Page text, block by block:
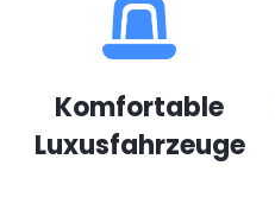
Komfortable
Luxusfahrzeuge